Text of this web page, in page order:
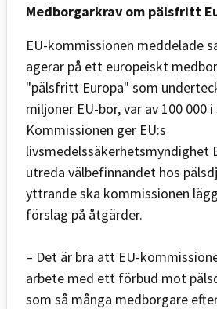
Medborgarkrav om pälsfritt
EU-kommissionen meddelade
agerar på ett europeiskt
"pälsfritt Europa" som
miljoner EU-bor, var av 100 000 i
Kommissionen ger EU:s
livsmedelssäkerhetsmyndighet
utreda välbefinnandet hos
yttrande ska kommissionen
förslag på åtgärder.
– Det är bra att EU-
arbete med ett förbud mot
som så många medborgare